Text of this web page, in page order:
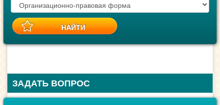
ЗАДАТЬ ВОПРОС